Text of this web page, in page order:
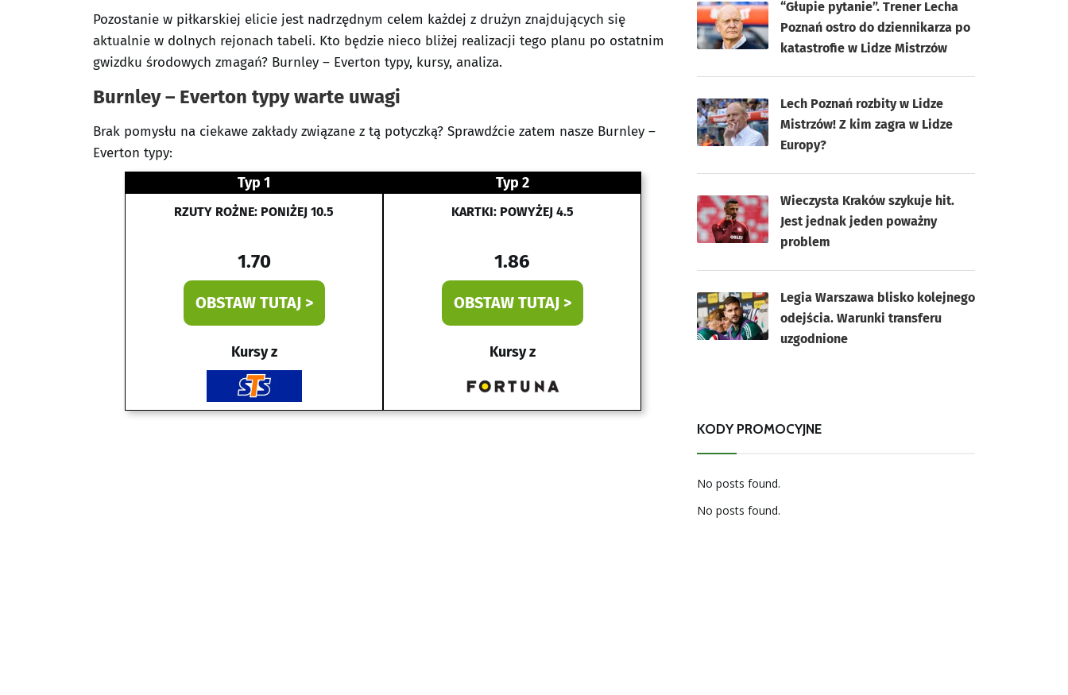
Pozostanie w piłkarskiej elicie jest nadrzędnym celem każdej z drużyn znajdujących się
aktualnie w dolnych rejonach tabeli. Kto będzie nieco bliżej realizacji tego planu po ostatnim
gwizdku środowych zmagań? Burnley – Everton typy, kursy, analiza.
Burnley – Everton typy warte uwagi
Brak pomysłu na ciekawe zakłady związane z tą potyczką? Sprawdźcie zatem nasze Burnley –
Everton typy:
Typ 1
RZUTY ROŻNE: PONIŻEJ 10.5
1.70
OBSTAW TUTAJ >
Kursy z
Typ 2
KARTKI: POWYŻEJ 4.5
1.86
OBSTAW TUTAJ >
Kursy z
“Głupie pytanie”. Trener Lecha
Poznań ostro do dziennikarza po
katastrofie w Lidze Mistrzów
Lech Poznań rozbity w Lidze
Mistrzów! Z kim zagra w Lidze
Europy?
Wieczysta Kraków szykuje hit.
Jest jednak jeden poważny
problem
Legia Warszawa blisko kolejnego
odejścia. Warunki transferu
uzgodnione
KODY PROMOCYJNE
No posts found.
No posts found.